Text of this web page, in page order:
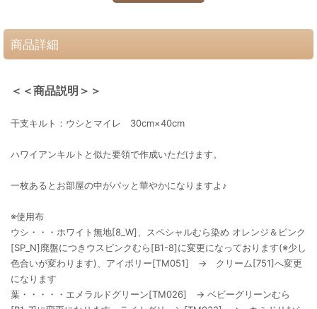
商品詳細
＜＜商品説明＞＞
干支キルト：ウシとマイレ 30cm×40cm
ハワイアンキルトと似た要領で作成いただけます。
一枚あるとお部屋の中がパッと華やかになりますよ♪
※使用布
ウシ・・・ホワイト無地[8_W]、スペシャルむら染め オレンジ＆ピンク
[SP_N]廃盤につきウスピンクむら[B1-8]に変更になっております(※少し
色合いが変わります)、アイボリー[TM051] → クリーム[751]へ変更
になります
葉・・・・・エメラルドグリーン[TM026] → ベビーグリーンむら